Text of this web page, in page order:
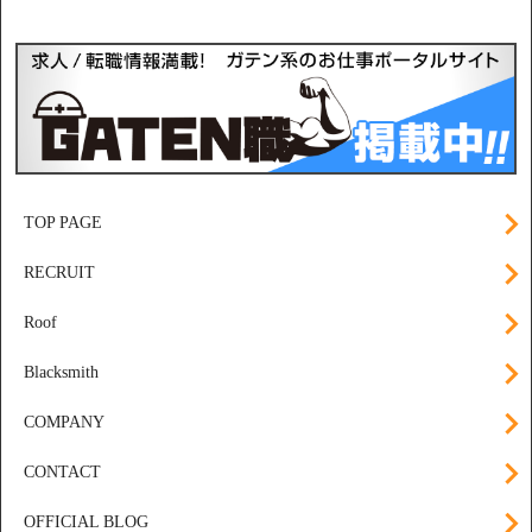
TOP PAGE
RECRUIT
Roof
Blacksmith
COMPANY
CONTACT
OFFICIAL BLOG